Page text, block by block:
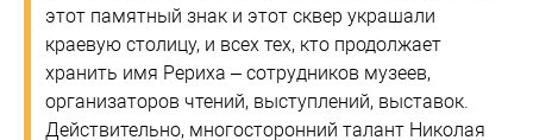
этот памятный знак и этот сквер украшали
краевую столицу, и всех тех, кто продолжает
хранить имя Рериха – сотрудников музеев,
организаторов чтений, выступлений, выставок.
Действительно, многосторонний талант Николая